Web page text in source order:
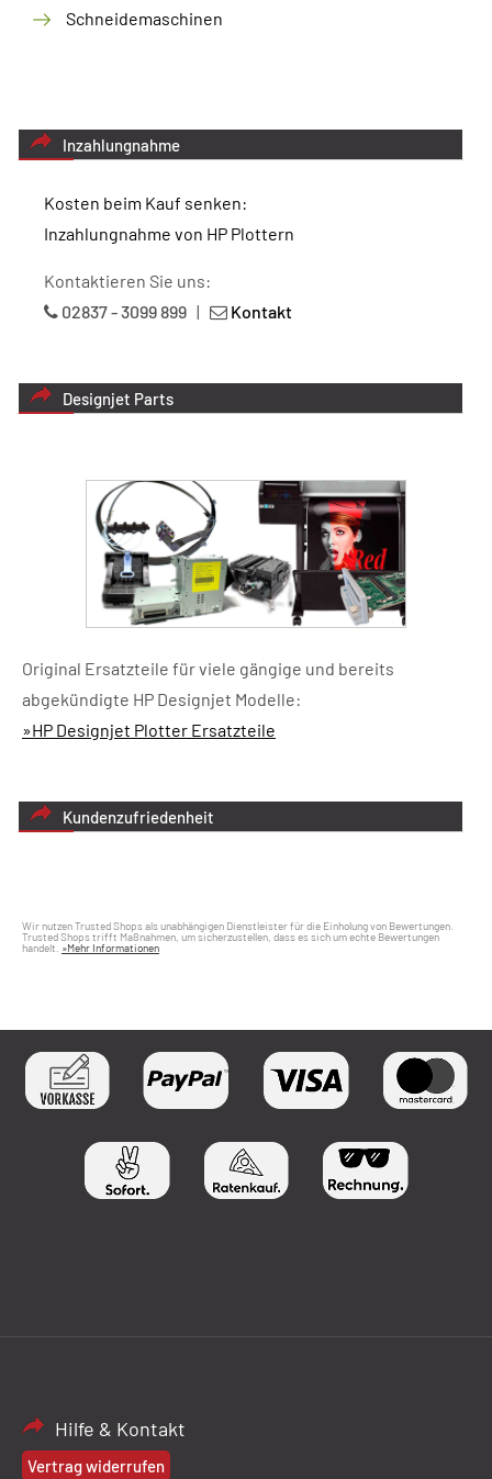
Schneidemaschinen
Inzahlungnahme
Kosten beim Kauf senken:
Inzahlungnahme von HP Plottern
Kontaktieren Sie uns:
02837 - 3099 899 | Kontakt
Designjet Parts
Original Ersatzteile für viele gängige und bereits
abgekündigte HP Designjet Modelle:
»HP Designjet Plotter Ersatzteile
Kundenzufriedenheit
Wir nutzen Trusted Shops als unabhängigen Dienstleister für die Einholung von Bewertungen.
Trusted Shops trifft Maßnahmen, um sicherzustellen, dass es sich um echte Bewertungen
handelt. »Mehr Informationen
Hilfe & Kontakt
Vertrag widerrufen